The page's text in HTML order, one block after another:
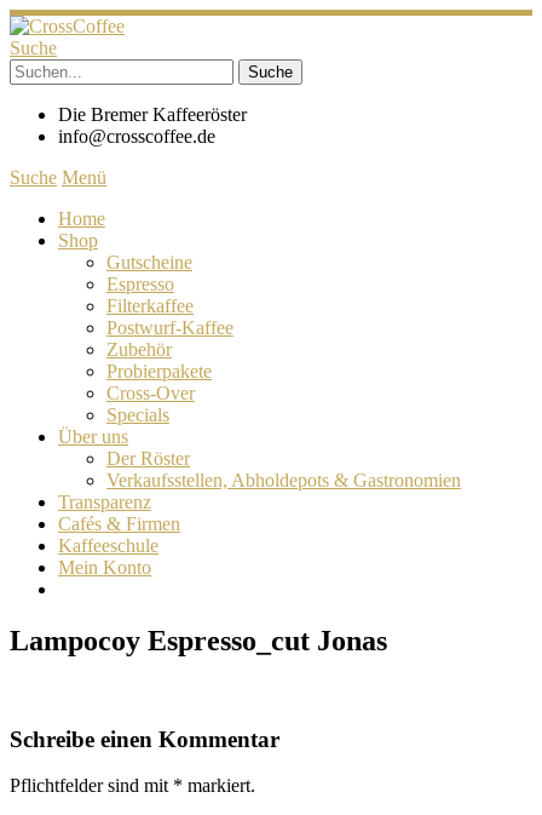
Suche
Die Bremer Kaffeeröster
info@crosscoffee.de
Suche Menü
Home
Shop
Gutscheine
Espresso
Filterkaffee
Postwurf-Kaffee
Zubehör
Probierpakete
Cross-Over
Specials
Über uns
Der Röster
Verkaufsstellen, Abholdepots & Gastronomien
Transparenz
Cafés & Firmen
Kaffeeschule
Mein Konto
Lampocoy Espresso_cut Jonas
Schreibe einen Kommentar
Pflichtfelder sind mit * markiert.